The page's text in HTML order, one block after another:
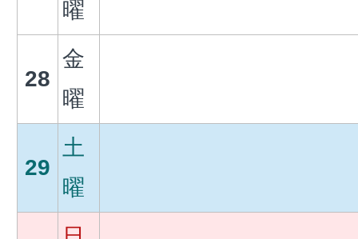
曜
28
金
曜
29
土
曜